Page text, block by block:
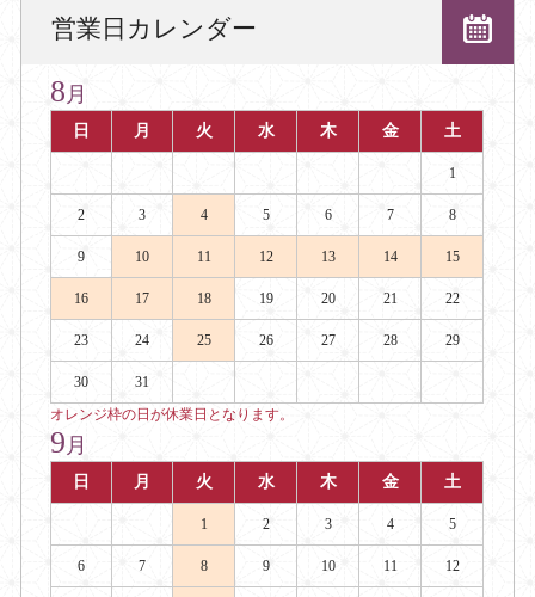
営業日カレンダー
8 月
日 月 火 水 木 金 土
1
2 3 4 5 6 7 8
9 10 11 12 13 14 15
16 17 18 19 20 21 22
23 24 25 26 27 28 29
30
31
オレンジ枠の日が休業日となります。
9 月
日 月 火 水 木 金 土
1 2 3 4 5
6 7 8 9 10 11 12